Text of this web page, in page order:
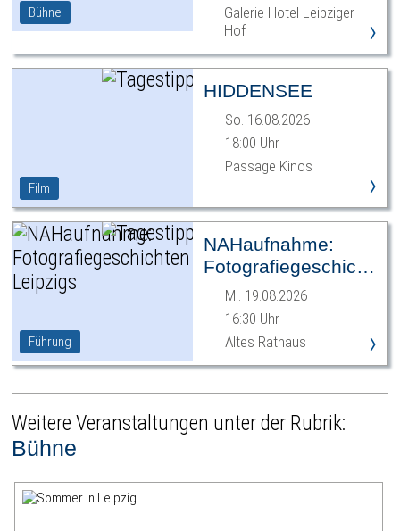
Bühne
Galerie Hotel Leipziger
Hof
›
Film
HIDDENSEE
So. 16.08.2026
18:00 Uhr
Passage Kinos
›
Führung
NAHaufnahme:
Fotografiegeschichten
Leipzigs
Mi. 19.08.2026
16:30 Uhr
Altes Rathaus
›
Weitere Veranstaltungen unter der Rubrik:
Bühne